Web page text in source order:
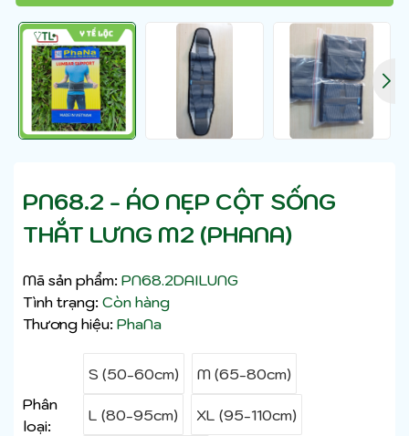
PN68.2 - ÁO NẸP CỘT SỐNG
THẮT LƯNG M2 (PHANA)
Mã sản phẩm: PN68.2DAILUNG
Tình trạng: Còn hàng
Thương hiệu: PhaNa
Phân
loại:
S (50-60cm) M (65-80cm)
L (80-95cm) XL (95-110cm)